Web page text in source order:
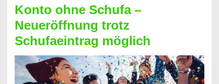
Sie
einen
Kredit
ohne
Einkommensnachweis
Konto ohne Schufa –
Neueröffnung trotz
Schufaeintrag möglich